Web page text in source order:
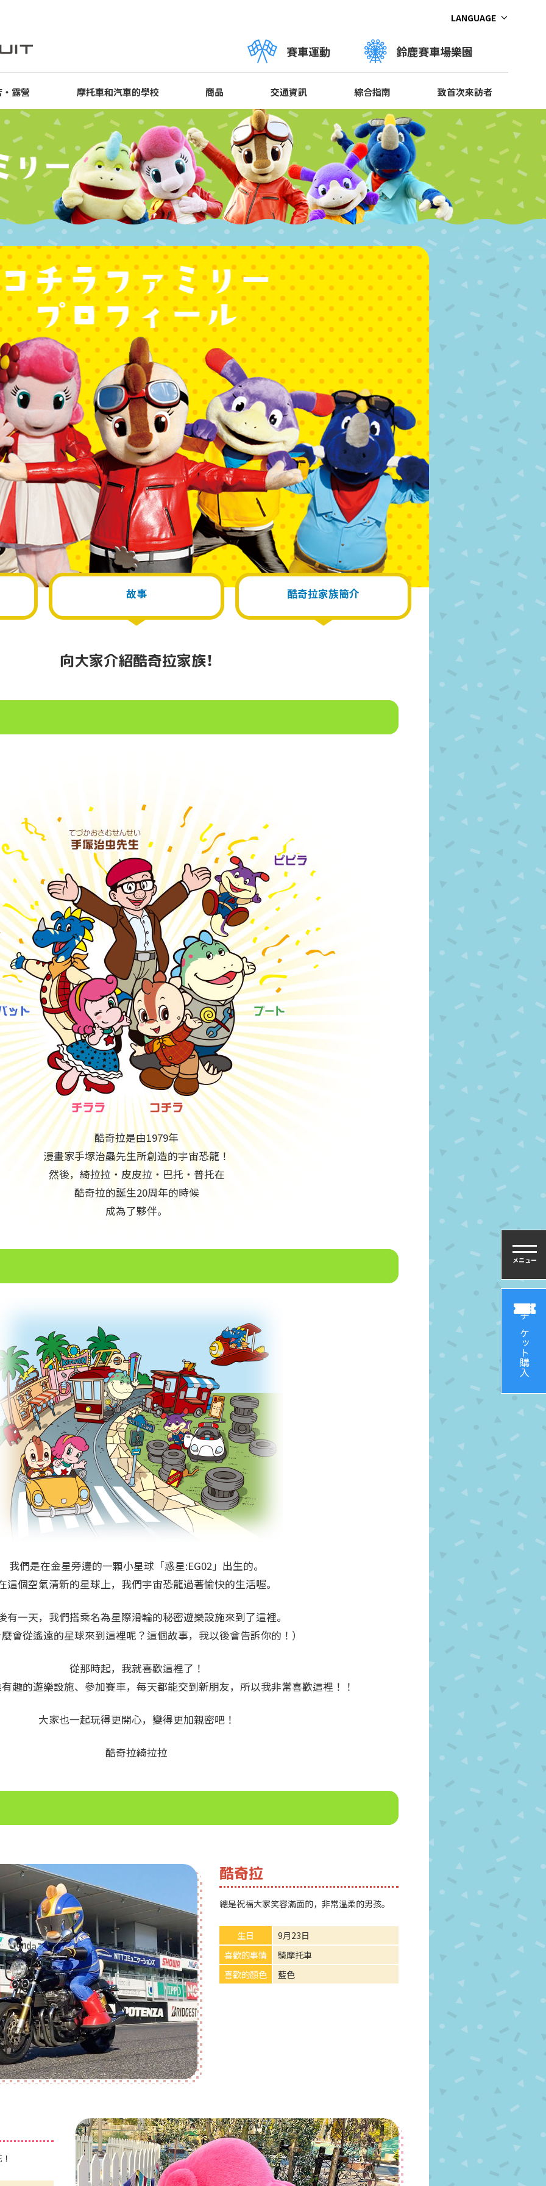
LANGUAGE
賽車運動 鈴鹿賽車場樂園
露營 摩托車和汽車的學校 商品 交通資訊 綜合指南 致首次來訪者
故事 酷奇拉家族簡介
向大家介紹酷奇拉家族！
酷奇拉是由1979年
漫畫家手塚治蟲先生所創造的宇宙恐龍！
然後，綺拉拉・皮皮拉・巴托・普托在
酷奇拉的誕生20周年的時候
成為了夥伴。
我們是在金星旁邊的一顆小星球「惑星:EG02」出生的。
這個空氣清新的星球上，我們宇宙恐龍過著愉快的生活喔。
有一天，我們搭乘名為星際滑輪的秘密遊樂設施來到了這裡。
會從遙遠的星球來到這裡呢？這個故事，我以後會告訴你的！）
從那時起，我就喜歡這裡了！
趣的遊樂設施、參加賽車，每天都能交到新朋友，所以我非常喜歡這裡！！
大家也一起玩得更開心，變得更加親密吧！
酷奇拉綺拉拉
酷奇拉
總是祝福大家笑容滿面的，非常溫柔的男孩。
生日
9月23日
喜歡的事情
騎摩托車
喜歡的顏色
藍色
メニュー
チケット購入